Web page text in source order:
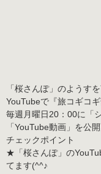
「桜さんぽ」のようす
YouTubeで 『旅コギコ
毎週月曜日20：00に「
「YouTube動画」を公
チェックポイント
★「桜さんぽ」の
てます(^^♪